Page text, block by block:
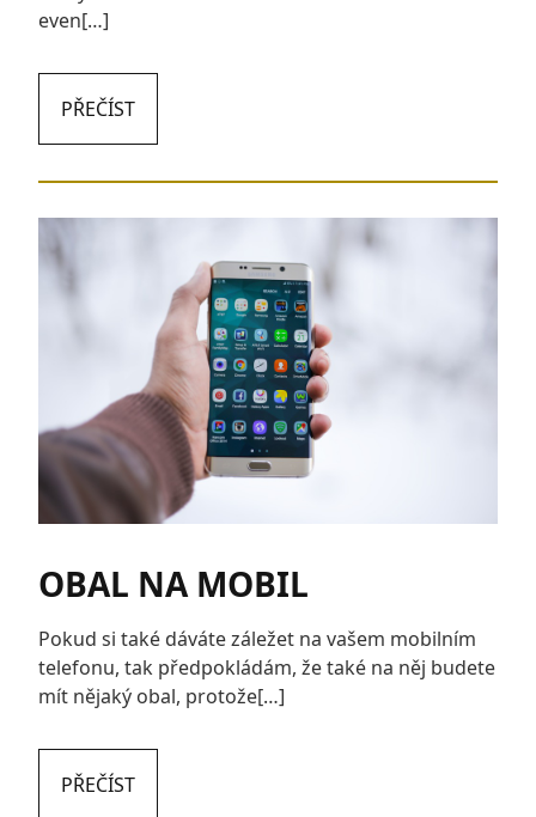
even[…]
PŘEČÍST
OBAL NA MOBIL
Pokud si také dáváte záležet na vašem mobilním
telefonu, tak předpokládám, že také na něj budete
mít nějaký obal, protože[…]
PŘEČÍST